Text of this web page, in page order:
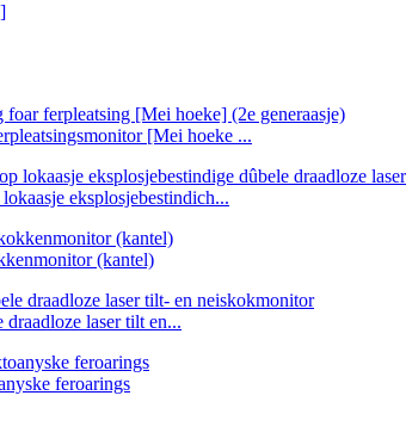
[Mei hoeke ...
eksplosjebestindich...
(kantel)
laser tilt en...
feroarings